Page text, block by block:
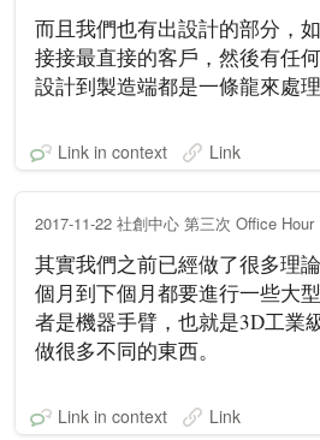
而且我們也有出設計的部分，
接接最直接的客戶，然後有任
設計到製造端都是一條龍來處理
Link in context Link
2017-11-22 社創中心 第三次 Office Hour
其實我們之前已經做了很多理
個月到下個月都要進行一些大
者是機器手臂，也就是3D工業
做很多不同的東西。
Link in context Link